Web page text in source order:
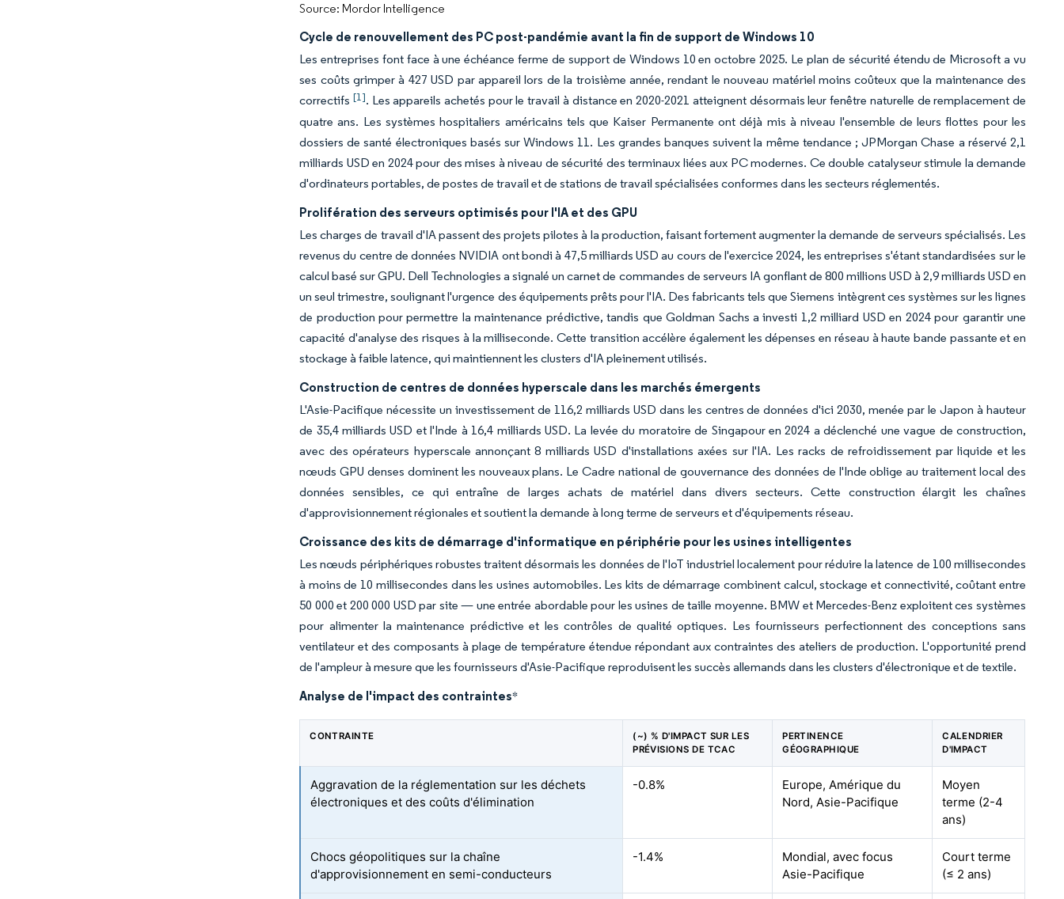
Source: Mordor Intelligence
Cycle de renouvellement des PC post-pandémie avant la fin de support de Windows 10
Les entreprises font face à une échéance ferme de support de Windows 10 en octobre 2025. Le plan de sécurité étendu de Microsoft a vu
ses coûts grimper à 427 USD par appareil lors de la troisième année, rendant le nouveau matériel moins coûteux que la maintenance des
correctifs [1]. Les appareils achetés pour le travail à distance en 2020-2021 atteignent désormais leur fenêtre naturelle de remplacement de
quatre ans. Les systèmes hospitaliers américains tels que Kaiser Permanente ont déjà mis à niveau l'ensemble de leurs flottes pour les
dossiers de santé électroniques basés sur Windows 11. Les grandes banques suivent la même tendance ; JPMorgan Chase a réservé 2,1
milliards USD en 2024 pour des mises à niveau de sécurité des terminaux liées aux PC modernes. Ce double catalyseur stimule la demande
d'ordinateurs portables, de postes de travail et de stations de travail spécialisées conformes dans les secteurs réglementés.
Prolifération des serveurs optimisés pour l'IA et des GPU
Les charges de travail d'IA passent des projets pilotes à la production, faisant fortement augmenter la demande de serveurs spécialisés. Les
revenus du centre de données NVIDIA ont bondi à 47,5 milliards USD au cours de l'exercice 2024, les entreprises s'étant standardisées sur le
calcul basé sur GPU. Dell Technologies a signalé un carnet de commandes de serveurs IA gonflant de 800 millions USD à 2,9 milliards USD en
un seul trimestre, soulignant l'urgence des équipements prêts pour l'IA. Des fabricants tels que Siemens intègrent ces systèmes sur les lignes
de production pour permettre la maintenance prédictive, tandis que Goldman Sachs a investi 1,2 milliard USD en 2024 pour garantir une
capacité d'analyse des risques à la milliseconde. Cette transition accélère également les dépenses en réseau à haute bande passante et en
stockage à faible latence, qui maintiennent les clusters d'IA pleinement utilisés.
Construction de centres de données hyperscale dans les marchés émergents
L'Asie-Pacifique nécessite un investissement de 116,2 milliards USD dans les centres de données d'ici 2030, menée par le Japon à hauteur
de 35,4 milliards USD et l'Inde à 16,4 milliards USD. La levée du moratoire de Singapour en 2024 a déclenché une vague de construction,
avec des opérateurs hyperscale annonçant 8 milliards USD d'installations axées sur l'IA. Les racks de refroidissement par liquide et les
nœuds GPU denses dominent les nouveaux plans. Le Cadre national de gouvernance des données de l'Inde oblige au traitement local des
données sensibles, ce qui entraîne de larges achats de matériel dans divers secteurs. Cette construction élargit les chaînes
d'approvisionnement régionales et soutient la demande à long terme de serveurs et d'équipements réseau.
Croissance des kits de démarrage d'informatique en périphérie pour les usines intelligentes
Les nœuds périphériques robustes traitent désormais les données de l'IoT industriel localement pour réduire la latence de 100 millisecondes
à moins de 10 millisecondes dans les usines automobiles. Les kits de démarrage combinent calcul, stockage et connectivité, coûtant entre
50 000 et 200 000 USD par site — une entrée abordable pour les usines de taille moyenne. BMW et Mercedes-Benz exploitent ces systèmes
pour alimenter la maintenance prédictive et les contrôles de qualité optiques. Les fournisseurs perfectionnent des conceptions sans
ventilateur et des composants à plage de température étendue répondant aux contraintes des ateliers de production. L'opportunité prend
de l'ampleur à mesure que les fournisseurs d'Asie-Pacifique reproduisent les succès allemands dans les clusters d'électronique et de textile.
Analyse de l'impact des contraintes*
CONTRAINTE
(~) % D'IMPACT SUR LES
PRÉVISIONS DE TCAC
PERTINENCE
GÉOGRAPHIQUE
CALENDRIER
D'IMPACT
Aggravation de la réglementation sur les déchets
électroniques et des coûts d'élimination
-0.8%
Europe, Amérique du
Nord, Asie-Pacifique
Moyen
terme (2-4
ans)
Chocs géopolitiques sur la chaîne
d'approvisionnement en semi-conducteurs
-1.4%
Mondial, avec focus
Asie-Pacifique
Court terme
(≤ 2 ans)